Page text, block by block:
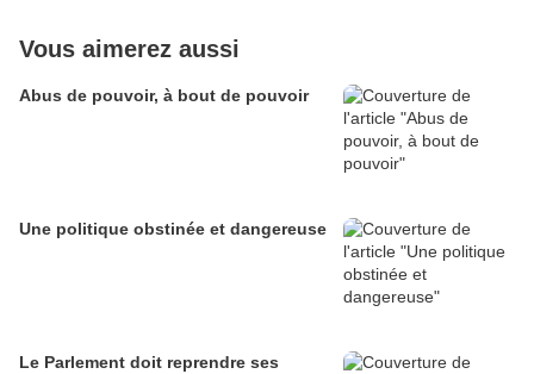
Vous aimerez aussi
Abus de pouvoir, à bout de pouvoir
Une politique obstinée et dangereuse
Le Parlement doit reprendre ses